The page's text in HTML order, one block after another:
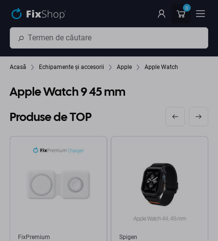
0
Acasă Echipamente și accesorii Apple Apple Watch
Apple Watch 9 45 mm
Produse de TOP
FixPremium
Spigen